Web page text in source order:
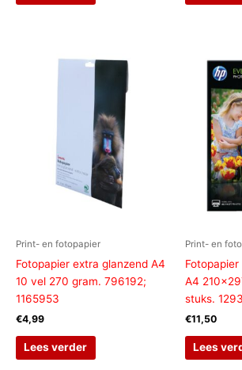
Print- en fotopapier
Fotopapier extra glanzend A4
10 vel 270 gram. 796192;
1165953
€4,99
Lees verder
Print- en
A4
stuks.
€11,50
Lees